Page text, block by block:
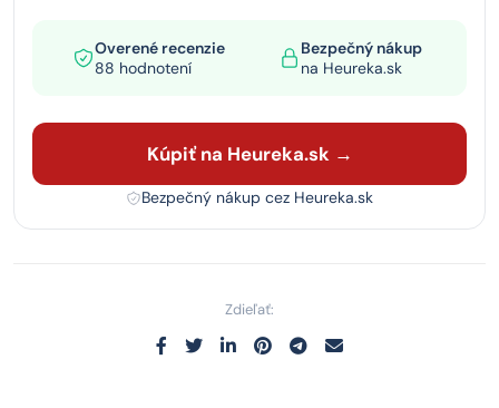
Overené recenzie
88 hodnotení
Bezpečný nákup
na Heureka.sk
Kúpiť na Heureka.sk →
Bezpečný nákup cez Heureka.sk
Zdieľať: